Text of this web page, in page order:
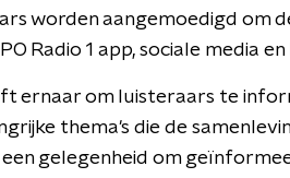
worden aangemoedigd om
Radio 1 app, sociale media
ernaar om luisteraars te
thema's die de
gelegenheid om